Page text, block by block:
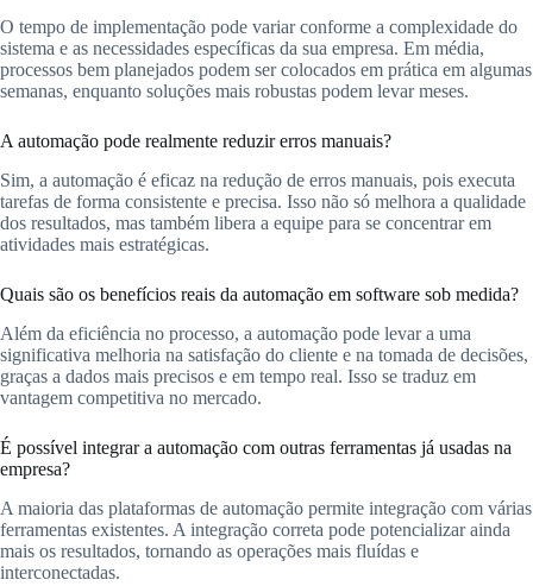
O tempo de implementação pode variar conforme a complexidade do
sistema e as necessidades específicas da sua empresa. Em média,
processos bem planejados podem ser colocados em prática em algumas
semanas, enquanto soluções mais robustas podem levar meses.
A automação pode realmente reduzir erros manuais?
Sim, a automação é eficaz na redução de erros manuais, pois executa
tarefas de forma consistente e precisa. Isso não só melhora a qualidade
dos resultados, mas também libera a equipe para se concentrar em
atividades mais estratégicas.
Quais são os benefícios reais da automação em software sob medida?
Além da eficiência no processo, a automação pode levar a uma
significativa melhoria na satisfação do cliente e na tomada de decisões,
graças a dados mais precisos e em tempo real. Isso se traduz em
vantagem competitiva no mercado.
É possível integrar a automação com outras ferramentas já usadas na
empresa?
A maioria das plataformas de automação permite integração com várias
ferramentas existentes. A integração correta pode potencializar ainda
mais os resultados, tornando as operações mais fluídas e
interconectadas.